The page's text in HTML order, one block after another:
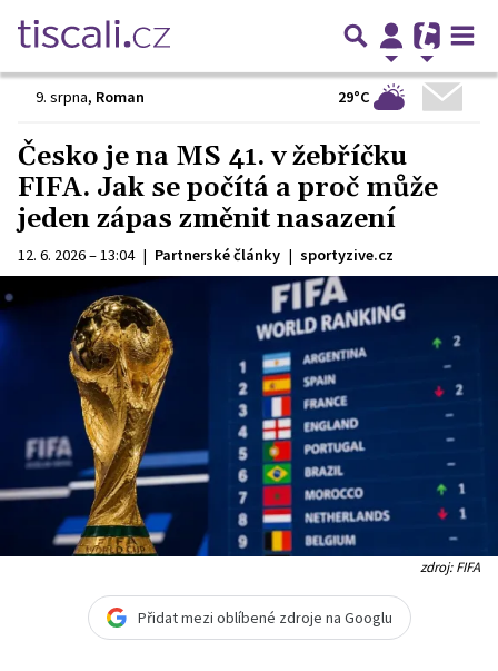
9. srpna, Roman 29°C
Česko je na MS 41. v žebříčku
FIFA. Jak se počítá a proč může
jeden zápas změnit nasazení
12. 6. 2026 – 13:04 | Partnerské články | sportyzive.cz
zdroj: FIFA
Přidat mezi oblíbené zdroje na Googlu